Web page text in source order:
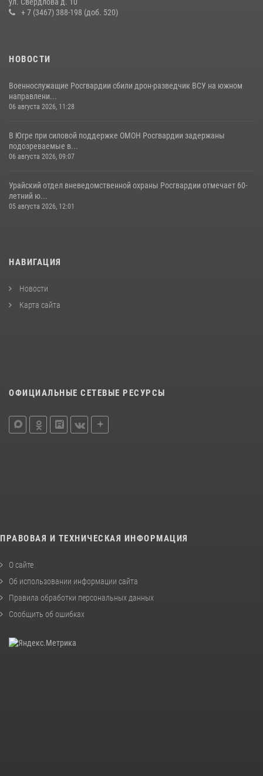
+ 7 (3467) 388-198 (доб. 520)
НОВОСТИ
Военнослужащие Росгвардии сбили дрон-разведчик ВСУ на южном
направлени...
06 августа 2026, 11:28
В Югре при силовой поддержке ОМОН Росгвардии задержаны
подозреваемые в...
06 августа 2026, 09:07
Урайский отдел вневедомственной охраны Росгвардии отмечает 60-
летний ю...
05 августа 2026, 12:01
НАВИГАЦИЯ
Новости
Карта сайта
ОФИЦИАЛЬНЫЕ СЕТЕВЫЕ РЕСУРСЫ
ПРАВОВАЯ И ТЕХНИЧЕСКАЯ ИНФОРМАЦИЯ
О сайте
Об использовании информации сайта
Правила обработки персональных данных
Сообщить об ошибках